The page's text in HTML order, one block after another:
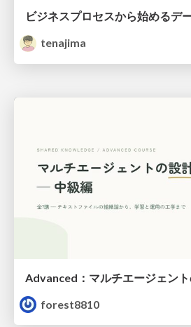
tenajima
forest8810